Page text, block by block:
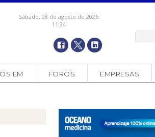
Sábado, 08 de agosto de 2026
11:34
EM FOROS EMPRESAS